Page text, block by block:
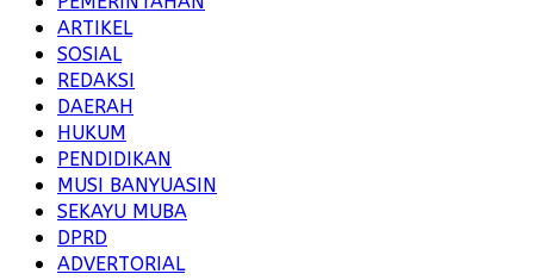
ARTIKEL
SOSIAL
REDAKSI
DAERAH
HUKUM
PENDIDIKAN
MUSI BANYUASIN
SEKAYU MUBA
DPRD
ADVERTORIAL